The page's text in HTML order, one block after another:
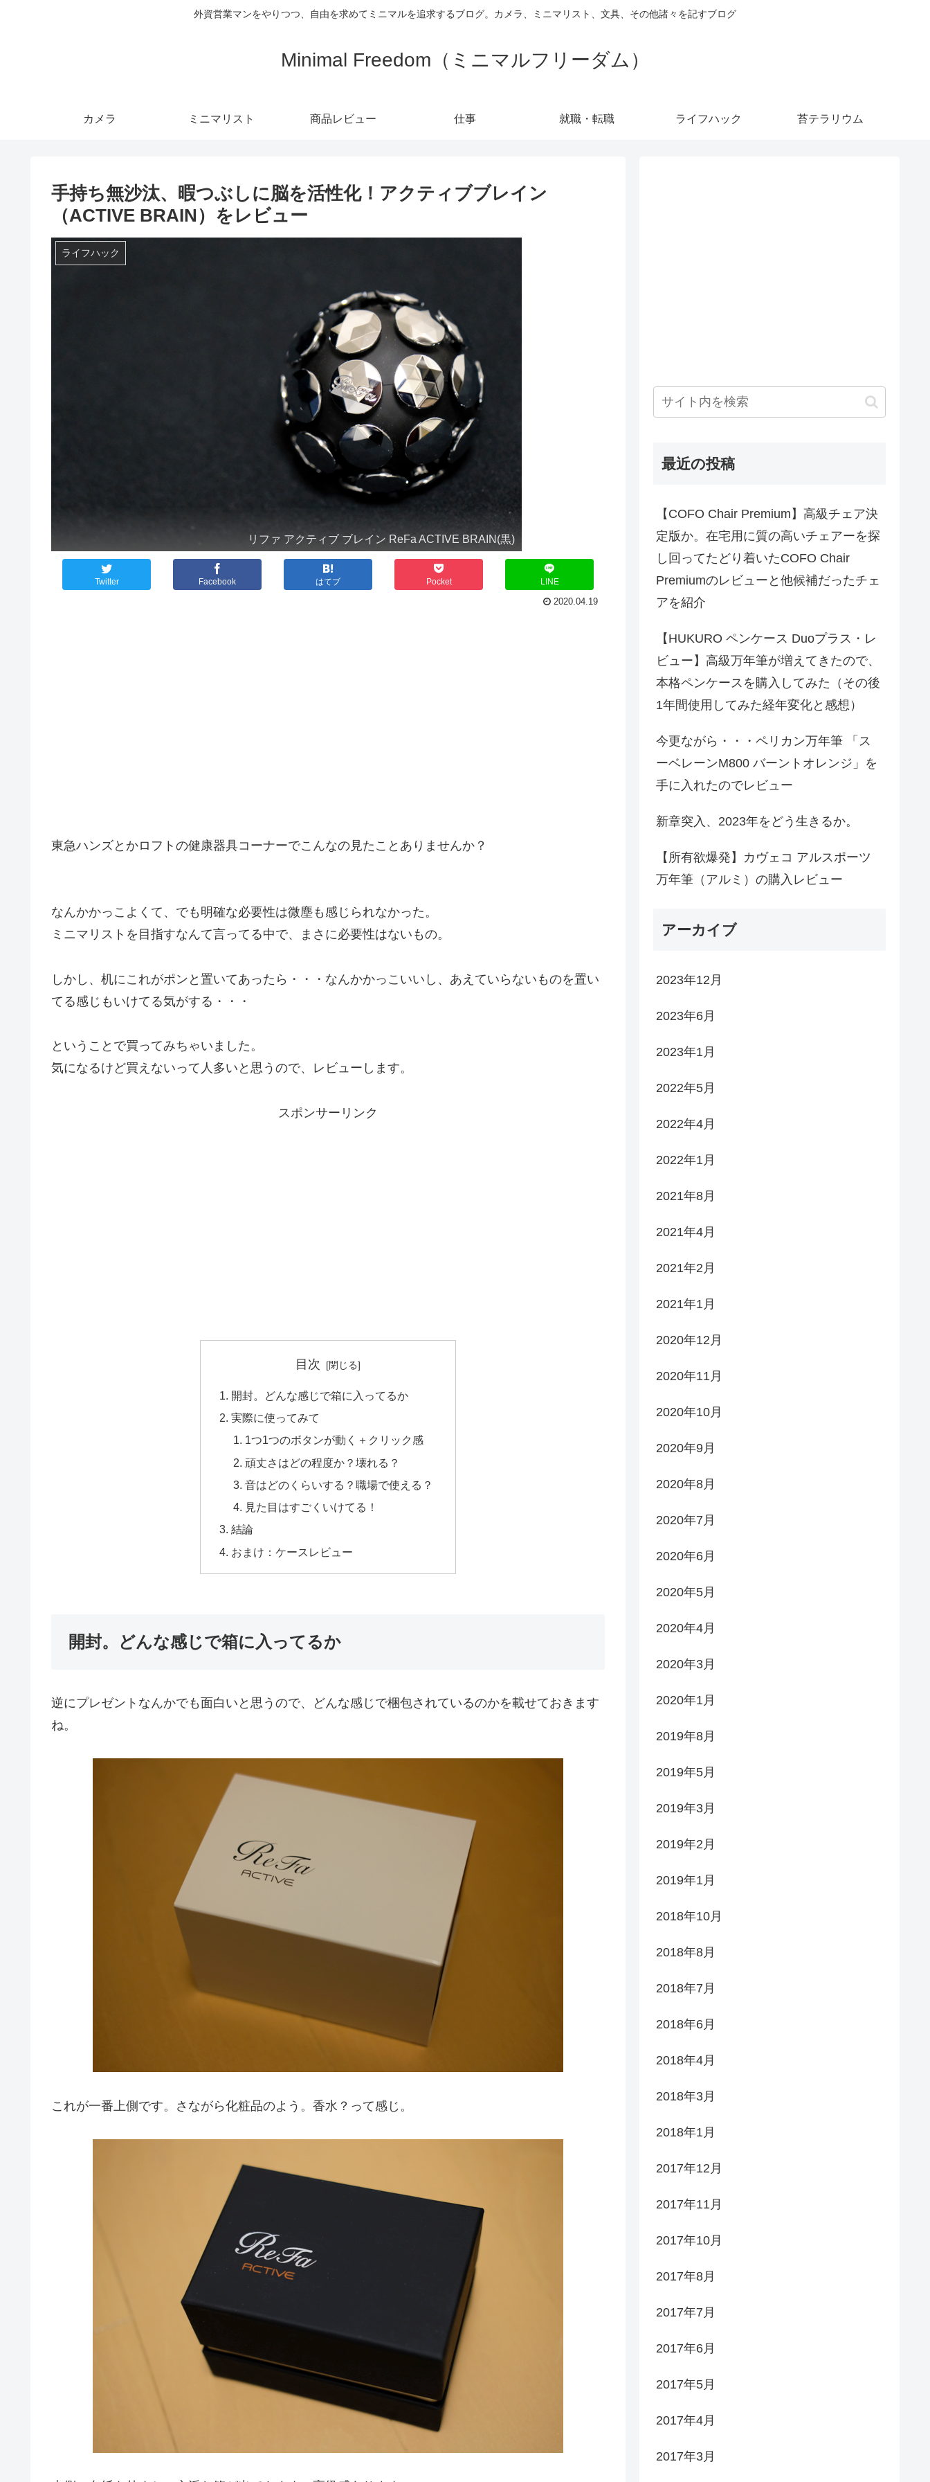
外資営業マンをやりつつ、自由を求めてミニマルを追求するブログ。カメラ、ミニマリスト、文具、その他諸々を記すブログ
Minimal Freedom（ミニマルフリーダム）
カメラ ミニマリスト 商品レビュー 仕事 就職・転職 ライフハック 苔テラリウム
手持ち無沙汰、暇つぶしに脳を活性化！アクティブブレイン
（ACTIVE BRAIN）をレビュー
ライフハック
リファ アクティブ ブレイン ReFa ACTIVE BRAIN(黒)
Twitter Facebook はてブ Pocket LINE
2020.04.19
東急ハンズとかロフトの健康器具コーナーでこんなの見たことありませんか？
なんかかっこよくて、でも明確な必要性は微塵も感じられなかった。
ミニマリストを目指すなんて言ってる中で、まさに必要性はないもの。
しかし、机にこれがポンと置いてあったら・・・なんかかっこいいし、あえていらないものを置い
てる感じもいけてる気がする・・・
ということで買ってみちゃいました。
気になるけど買えないって人多いと思うので、レビューします。
スポンサーリンク
目次
開封。どんな感じで箱に入ってるか
実際に使ってみて
1つ1つのボタンが動く＋クリック感
頑丈さはどの程度か？壊れる？
音はどのくらいする？職場で使える？
見た目はすごくいけてる！
結論
おまけ：ケースレビュー
開封。どんな感じで箱に入ってるか
逆にプレゼントなんかでも面白いと思うので、どんな感じで梱包されているのかを載せておきます
ね。
これが一番上側です。さながら化粧品のよう。香水？って感じ。
最近の投稿
【COFO Chair Premium】高級チェア決
定版か。在宅用に質の高いチェアーを探
し回ってたどり着いたCOFO Chair
Premiumのレビューと他候補だったチェ
アを紹介
【HUKURO ペンケース Duoプラス・レ
ビュー】高級万年筆が増えてきたので、
本格ペンケースを購入してみた（その後
1年間使用してみた経年変化と感想）
今更ながら・・・ペリカン万年筆 「ス
ーベレーンM800 バーントオレンジ」を
手に入れたのでレビュー
新章突入、2023年をどう生きるか。
【所有欲爆発】カヴェコ アルスポーツ
万年筆（アルミ）の購入レビュー
アーカイブ
2023年12月
2023年6月
2023年1月
2022年5月
2022年4月
2022年1月
2021年8月
2021年4月
2021年2月
2021年1月
2020年12月
2020年11月
2020年10月
2020年9月
2020年8月
2020年7月
2020年6月
2020年5月
2020年4月
2020年3月
2020年1月
2019年8月
2019年5月
2019年3月
2019年2月
2019年1月
2018年10月
2018年8月
2018年7月
2018年6月
2018年4月
2018年3月
2018年1月
2017年12月
2017年11月
2017年10月
2017年8月
2017年7月
2017年6月
2017年5月
2017年4月
2017年3月